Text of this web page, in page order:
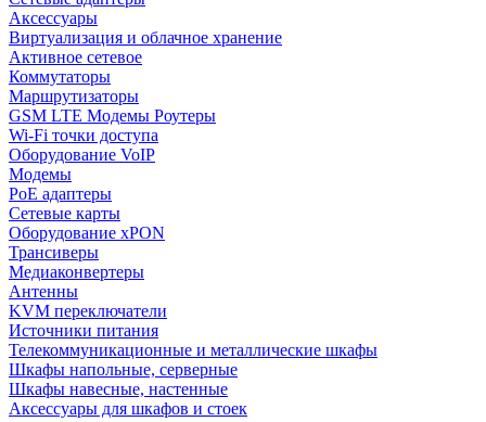
Аксессуары
Виртуализация и облачное хранение
Активное сетевое
Коммутаторы
Маршрутизаторы
GSM LTE Модемы Роутеры
Wi-Fi точки доступа
Оборудование VoIP
Модемы
PoE адаптеры
Сетевые карты
Оборудование xPON
Трансиверы
Медиаконвертеры
Антенны
KVM переключатели
Источники питания
Телекоммуникационные и металлические шкафы
Шкафы напольные, серверные
Шкафы навесные, настенные
Аксессуары для шкафов и стоек